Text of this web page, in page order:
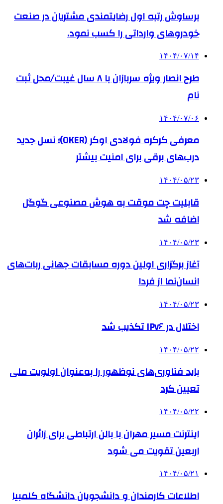
برساوش رتبه اول رضایتمندی مشتریان در صنعت
خودروهای وارداتی را کسب نمود.
۱۴۰۴/۰۷/۱۴
طرح انصار ویژه سربازان با ۸ سال غیبت/محل ثبت
نام
۱۴۰۴/۰۷/۰۶
معرفی کرکره فولادی اوکر (OKER)؛ نسل جدید
درب‌های برقی برای امنیت بیشتر
۱۴۰۴/۰۵/۲۳
قابلیت چت موقت به هوش مصنوعی گوگل
اضافه شد
۱۴۰۴/۰۵/۲۳
آغاز برگزاری اولین دوره مسابقات جهانی ربات‌های
انسان‌نما از فردا
۱۴۰۴/۰۵/۲۳
اختلال در IPv۶ تکذیب شد
۱۴۰۴/۰۵/۲۲
باید فناوری‌های نوظهور را به‌عنوان اولویت ملی
تعیین کرد
۱۴۰۴/۰۵/۲۲
اینترنت مسیر مهران با بالن ارتباطی برای زائران
اربعین تقویت می شود
۱۴۰۴/۰۵/۲۱
اطلاعات کارمندان و دانشجویان دانشگاه کلمبیا